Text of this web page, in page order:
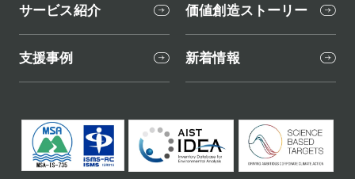
サービス紹介
支援事例
価値創造ストーリー
新着情報